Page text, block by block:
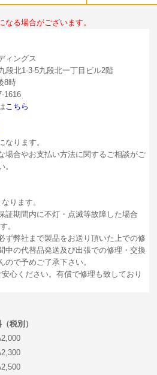
る場合がございます。
ィングス
北1-3-5九段北一丁目ビル2階
8時
1616
こちら
なります。
場合やお支払い方法に関するご相談がご
。
ります。
証期間内に不灯・点滅等故障した場合
。
弊社まで製品をお送り頂いた上での修
中の代替品発送及び出張での修理・交換
で予めご了承下さい。
心ください。有償で修理も致しており
税別）